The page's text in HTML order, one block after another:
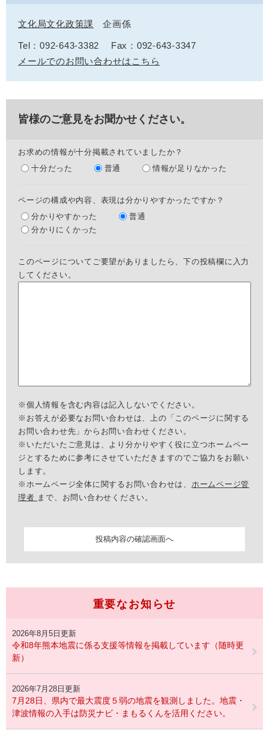
文化局文化政策課 企画係
Tel：092-643-3382
Fax：092-643-3347
メールでのお問い合わせはこちら
皆様のご意見をお聞かせください。
お求めの情報が十分掲載されていましたか？
十分だった
普通 情報が足りなかった
ページの構成や内容、表現は分かりやすかったですか？
分かりやすかった
普通
分かりにくかった
このページについてご要望がありましたら、下の投稿欄に入力
してください。
※個人情報を含む内容は記入しないでください。
※お答えが必要なお問い合わせは、上の「このページに関する
お問い合わせ先」からお問い合わせください。
※いただいたご意見は、より分かりやすく役に立つホームペー
ジとするために参考にさせていただきますのでご協力をお願い
します。
※ホームページ全体に関するお問い合わせは、 ホームページ管
理者 まで、お問い合わせください。
重要なお知らせ
2026年8月5日更新
令和8年熊本地震に係る支援等情報を掲載しています（随時更
新）
2026年7月28日更新
7月28日、県内で最大震度５弱の地震を観測しました。地震・
津波情報の入手は防災ナビ・まもるくんを活用ください。